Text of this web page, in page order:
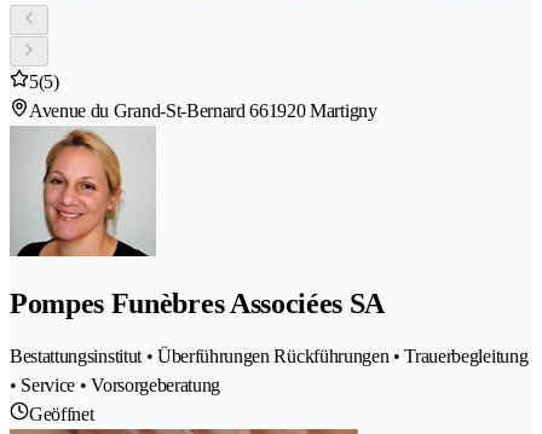
5(5)
Avenue du Grand-St-Bernard 661920 Martigny
Pompes Funèbres Associées SA
Bestattungsinstitut • Überführungen Rückführungen • Trauerbegleitung
• Service • Vorsorgeberatung
Geöffnet